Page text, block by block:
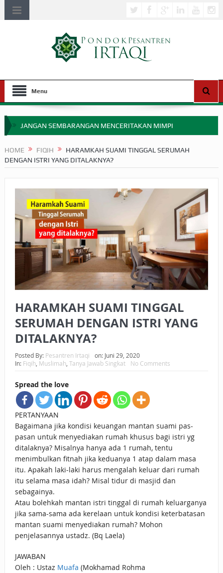
Menu
JANGAN SEMBARANGAN MENCERITAKAN MIMPI
MIMPI YANG DIABAIKAN MENJELANG PERANG BADAR
SEBELUM TIBA SAAT WAJIB?
HAKIKAT NIKMAT DI DUNIA!
BAGAIMANA CARA MEMBAYAR ZAKAT UANG?
UANG HARAM BISA MENJADI HALAL JIKA SEBAB
KEPEMILIKANNYA BERUBAH
HUKUM MEMBAYAR ZAKAT DENGAN CARA MENGANGSUR
HUKUM MEMBAYAR ZAKAT KEPADA KERABAT SENDIRI
HOME FIQIH
HARAMKAH SUAMI TINGGAL SERUMAH
DENGAN ISTRI YANG DITALAKNYA?
HARAMKAH SUAMI TINGGAL
SERUMAH DENGAN ISTRI YANG
DITALAKNYA?
Posted By: Pesantren Irtaqi on: Juni 29, 2020
In: Fiqih, Muslimah, Tanya Jawab Singkat No Comments
Spread the love
PERTANYAAN
Bagaimana jika kondisi keuangan mantan suami pas-
pasan untuk menyediakan rumah khusus bagi istri yg
ditalaknya? Misalnya hanya ada 1 rumah, tentu
menimbulkan fitnah jika keduanya 1 atap dalam masa
itu. Apakah laki-laki harus mengalah keluar dari rumah
itu selama masa idah? Misal tidur di masjid dan
sebagainya.
Atau bolehkah mantan istri tinggal di rumah keluarganya
jika sama-sama ada kerelaan untuk kondisi keterbatasan
mantan suami menyediakan rumah? Mohon
penjelasannya ustadz. (Bq Laela)
JAWABAN
Oleh : Ustaz Muafa (Mokhamad Rohma